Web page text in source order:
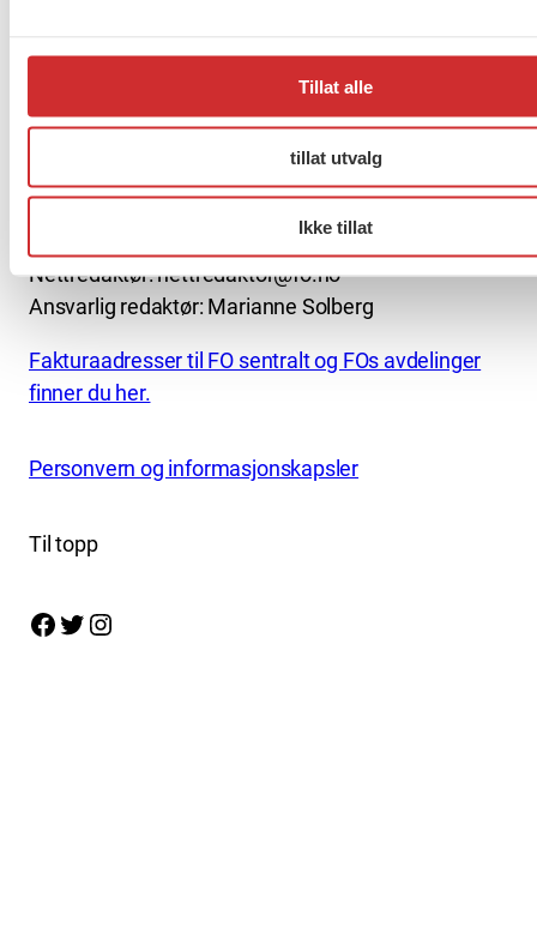
Tillat alle
tillat utvalg
Ikke tillat
0506 OSLO
+47 919 19 916
Nettredaktør: nettredaktor@fo.no
Ansvarlig redaktør: Marianne Solberg
Fakturaadresser til FO sentralt og FOs avdelinger
finner du her.
Personvern og informasjonskapsler
Til topp
Facebook Twitter Instagram